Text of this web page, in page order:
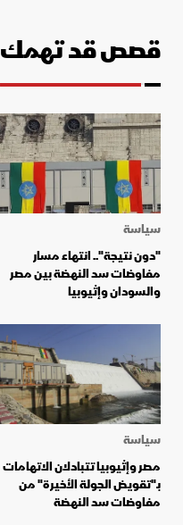
قصص قد تهمك
سياسة
"دون نتيجة".. انتهاء مسار
مفاوضات سد النهضة بين مصر
والسودان وإثيوبيا
سياسة
مصر وإثيوبيا تتبادلان الاتهامات
بـ"تقويض الجولة الأخيرة" من
مفاوضات سد النهضة